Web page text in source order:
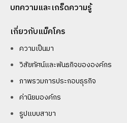
บทความและเกร็ดความรู้
เกี่ยวกับแม็คโคร
ความเป็นมา
วิสัยทัศน์และพันธกิจขององค์กร
ภาพรวมการประกอบธุรกิจ
ค่านิยมองค์กร
รูปแบบสาขา